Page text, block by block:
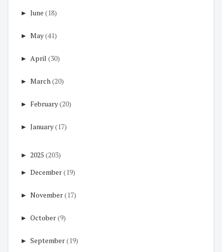
► June (18)
► May(41)
► April (30)
► March(20)
► February(20)
► January(17)
► 2025 (203)
► December(19)
► November(17)
► October(9)
► September(19)